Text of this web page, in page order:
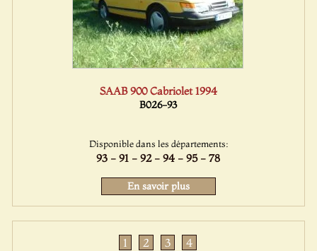
SAAB 900 Cabriolet 1994
B026-93
Disponible dans les départements:
93 - 91 - 92 - 94 - 95 - 78
En savoir plus
1 2 3 4